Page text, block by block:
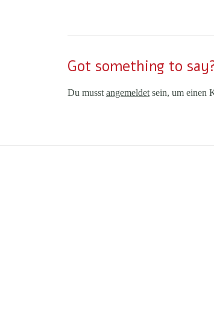
Got something to
Du musst angemeldet sein, um einen